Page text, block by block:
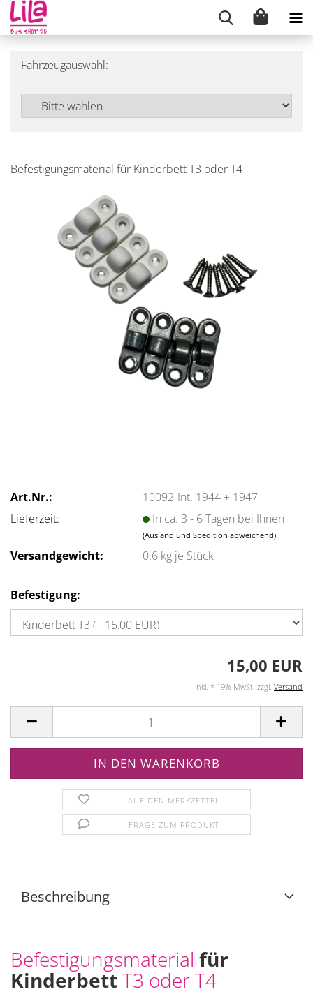
Fahrzeugauswahl:
Befestigungsmaterial für Kinderbett T3 oder T4
Art.Nr.:
10092-Int. 1944 + 1947
Lieferzeit:
In ca. 3 - 6 Tagen bei Ihnen
(Ausland und Spedition abweichend)
Versandgewicht: 0.6 kg je Stück
Befestigung:
15,00 EUR
inkl. * 19% MwSt. zzgl. Versand
AUF DEN MERKZETTEL
FRAGE ZUM PRODUKT
Beschreibung
Befestigungsmaterial für
KinderbettT3 oder T4